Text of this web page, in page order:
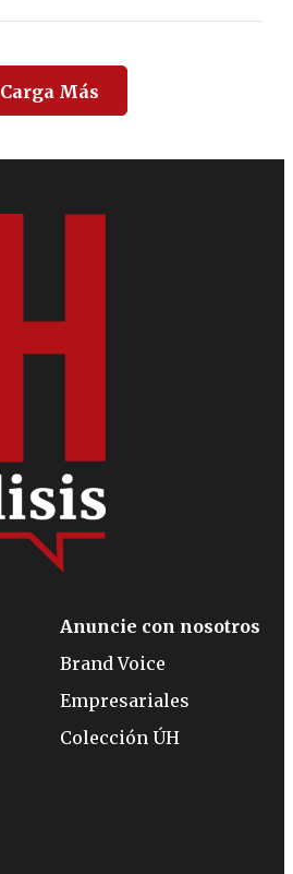
Carga Más
Anuncie con nosotros
Brand Voice
Empresariales
Colección ÚH